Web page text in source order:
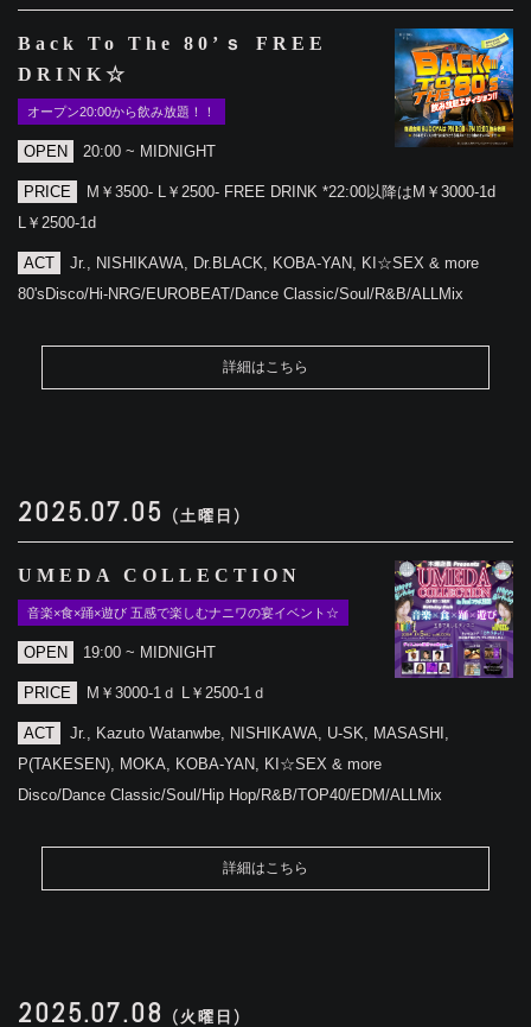
Back To The 80’ｓ FREE
DRINK☆
オープン20:00から飲み放題！！
OPEN 20:00 ~ MIDNIGHT
PRICE
M￥3500- L￥2500- FREE DRINK *22:00以降はM￥3000-1d
L￥2500-1d
ACT
Jr., NISHIKAWA, Dr.BLACK, KOBA-YAN, KI☆SEX & more
80'sDisco/Hi-NRG/EUROBEAT/Dance Classic/Soul/R&B/ALLMix
詳細はこちら
2025.07.05 (土曜日)
UMEDA COLLECTION
音楽×食×踊×遊び 五感で楽しむナニワの宴イベント☆
OPEN 19:00 ~ MIDNIGHT
PRICE M￥3000-1ｄ L￥2500-1ｄ
ACT
Jr., Kazuto Watanwbe, NISHIKAWA, U-SK, MASASHI,
P(TAKESEN), MOKA, KOBA-YAN, KI☆SEX & more
Disco/Dance Classic/Soul/Hip Hop/R&B/TOP40/EDM/ALLMix
詳細はこちら
2025.07.08 (火曜日)